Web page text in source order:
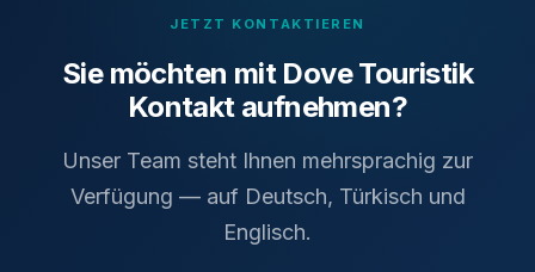
JETZT KONTAKTIEREN
Sie möchten mit Dove Touristik
Kontakt aufnehmen?
Unser Team steht Ihnen mehrsprachig zur
Verfügung — auf Deutsch, Türkisch und
Englisch.